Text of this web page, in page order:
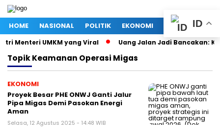
HOME NASIONAL POLITIK EKONOMI MEGAPOLITAN
Menteri UMKM yang Viral Uang Jalan Jadi Bancakan:
TopikKeamanan Operasi Migas
EKONOMI
Proyek Besar PHE ONWJ Ganti Jalur
Pipa Migas Demi Pasokan Energi
Aman
Selasa, 12 Agustus 2025 - 14:48 WIB
ID